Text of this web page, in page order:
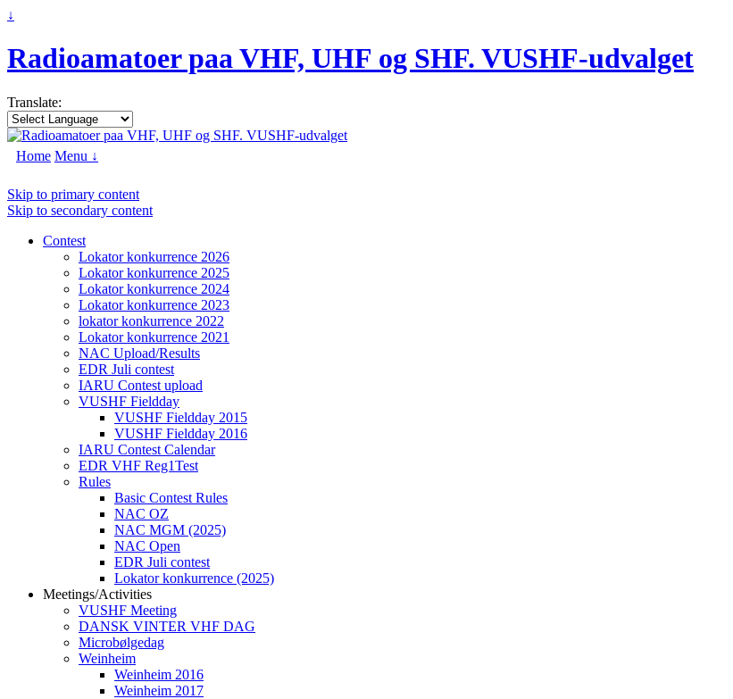
↓
Radioamatoer paa VHF, UHF og SHF. VUSHF-udvalget
Translate:
Home Menu ↓
Skip to primary content
Skip to secondary content
Contest
Lokator konkurrence 2026
Lokator konkurrence 2025
Lokator konkurrence 2024
Lokator konkurrence 2023
lokator konkurrence 2022
Lokator konkurrence 2021
NAC Upload/Results
EDR Juli contest
IARU Contest upload
VUSHF Fieldday
VUSHF Fieldday 2015
VUSHF Fieldday 2016
IARU Contest Calendar
EDR VHF Reg1Test
Rules
Basic Contest Rules
NAC OZ
NAC MGM (2025)
NAC Open
EDR Juli contest
Lokator konkurrence (2025)
Meetings/Activities
VUSHF Meeting
DANSK VINTER VHF DAG
Microbølgedag
Weinheim
Weinheim 2016
Weinheim 2017